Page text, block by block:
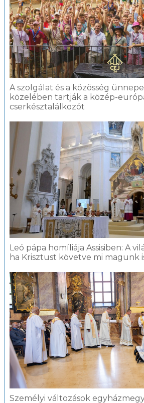
A szolgálat és a közösség
közelében tartják a közép-
cserkésztalálkozót
Leó pápa homíliája Assisiben: A
ha Krisztust követve mi magunk
Személyi változások